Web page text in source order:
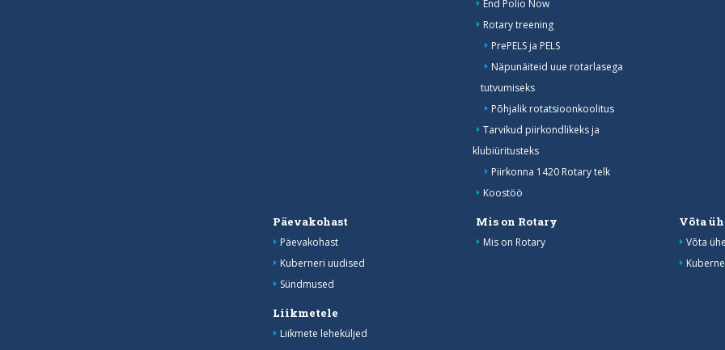
End Polio Now
Rotary treening
PrePELS ja PELS
Näpunäiteid uue rotarlasega
tutvumiseks
Põhjalik rotatsioonkoolitus
Tarvikud piirkondlikeks ja
klubiüritusteks
Piirkonna 1420 Rotary telk
Koostöö
Päevakohast
Päevakohast
Kuberneri uudised
Sündmused
Mis on Rotary
Mis on Rotary
Võta
Võta
Liikmetele
Liikmete leheküljed